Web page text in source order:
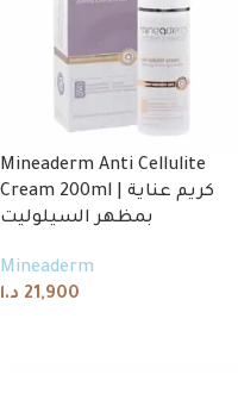
Mineaderm Anti Cellulite
Cream 200ml | كريم عناية
بمظهر السيلوليت
Mineaderm
21,900 د.ا